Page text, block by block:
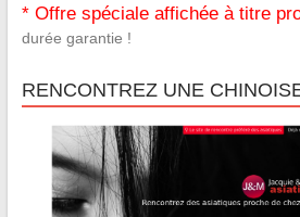
* Offre spéciale affichée à titre
durée garantie !
RENCONTREZ UNE